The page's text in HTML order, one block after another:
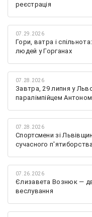
реєстрація
07.29.2026
Гори, ватра і
людей у Горганах
07.28.2026
Завтра, 29 липня у
паралімпійцем
07.28.2026
Спортсмени зі
сучасного
07.26.2026
Єлизавета Вознюк —
веслування